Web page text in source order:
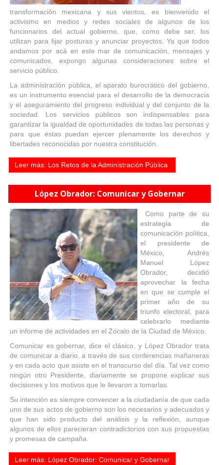
transformación mexicana y sus vientos, es bienvenido el
activismo en medios y redes sociales de algunos de los
funcionarios del actual gobierno, que, como debe ser, los
utilizan para fijar posturas y anunciar proyectos. Ya que todos
andamos por acá en este mar de comunicación, mensajes y
comunicados, expongo algunas consideraciones sobre el
servicio público.
La administración pública, el aparato burocrático del gobierno,
es un instrumento esencial para el desarrollo de la democracia
y el aseguramiento del progreso individual y del conjunto de la
sociedad. Los servicios públicos son indispensables para
garantizar la igualdad de oportunidades de todas las personas y
para que éstas puedan ejercer plenamente los derechos y
libertades reconocidas por nuestra constitución.
Leer más: Los Retos de la Administración Pública
López Obrador: Comunicar y Gobernar
Como parte de su
estrategia de
comunicación política,
el presidente de
México, Andrés
Manuel López
Obrador, decidió
aprovechar la fecha
en que se cumple el
primer año de su
triunfo electoral, para
celebrarlo mediante
un informe de actividades en el Zócalo de la Ciudad de México.
Comunicar es gobernar, dice el clásico, y López Obrador trata
de comunicar a diario, a través de sus conferencias mañaneras
y en cada acto que asiste en el transcurso del día. Tal vez como
ningún otro Presidente, diariamente se propone explicar sus
decisiones y los motivos que le llevaron a tomarlas.
Su intención es siempre convencer a la ciudadanía de que cada
uno de sus actos de gobierno son los necesarios y adecuados y
que han sido producto del análisis y la reflexión, aunque
algunos de ellos parecieran contradictorios con sus propuestas
y promesas de campaña.
Leer más: López Obrador: Comunicar y Gobernar